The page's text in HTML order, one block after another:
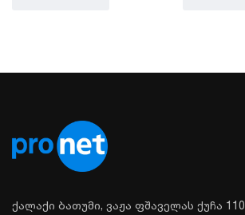
ქალაქი ბათუმი, ვაჟა ფშაველას ქუჩა 110